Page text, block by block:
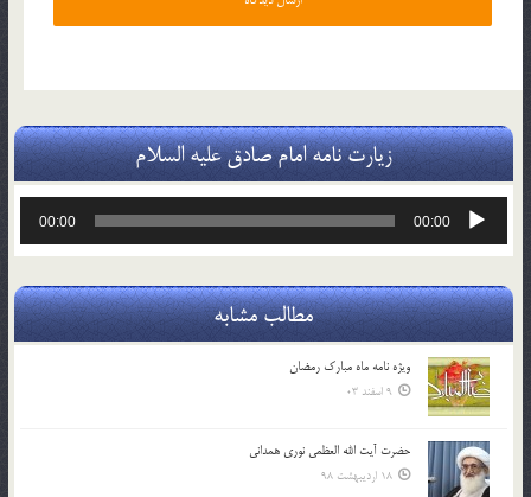
زیارت نامه امام صادق علیه السلام
پخش‌کننده
00:00
00:00
مطالب مشابه
ویژه نامه ماه مبارک رمضان
9 اسفند 03
حضرت آیت الله العظمی نوری همدانی
18 اردیبهشت 98